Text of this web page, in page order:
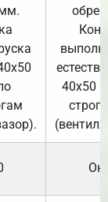
40х50